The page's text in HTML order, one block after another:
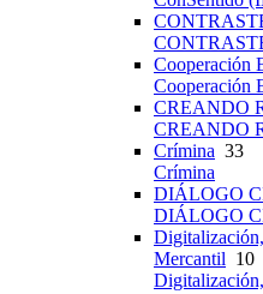
Cooperación
Cooperación
CREANDO
CREANDO
Crímina 33
Crímina
DIÁLOGO
DIÁLOGO
Mercantil 10